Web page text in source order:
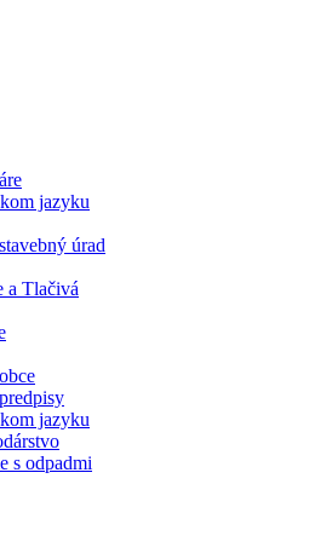
jazyku
úrad
a Tlačivá
jazyku
s odpadmi